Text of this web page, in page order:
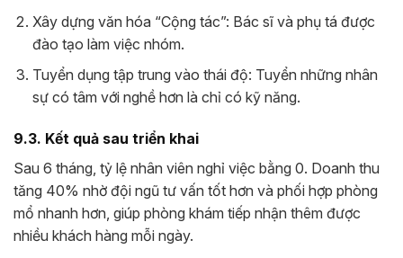
Xây dựng văn hóa “Cộng tác”: Bác sĩ và phụ tá được
đào tạo làm việc nhóm.
Tuyển dụng tập trung vào thái độ: Tuyển những nhân
sự có tâm với nghề hơn là chỉ có kỹ năng.
9.3. Kết quả sau triển khai
Sau 6 tháng, tỷ lệ nhân viên nghỉ việc bằng 0. Doanh thu
tăng 40% nhờ đội ngũ tư vấn tốt hơn và phối hợp phòng
mổ nhanh hơn, giúp phòng khám tiếp nhận thêm được
nhiều khách hàng mỗi ngày.